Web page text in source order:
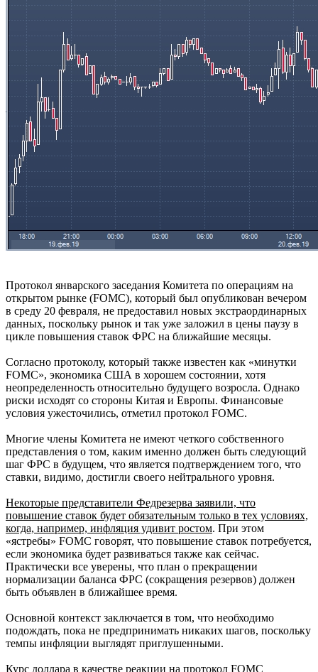
Протокол январского заседания Комитета по операциям на
открытом рынке (FOMC), который был опубликован вечером
в среду 20 февраля, не предоставил новых экстраординарных
данных, поскольку рынок и так уже заложил в цены паузу в
цикле повышения ставок ФРС на ближайшие месяцы.
Согласно протоколу, который также известен как «минутки
FOMC», экономика США в хорошем состоянии, хотя
неопределенность относительно будущего возросла. Однако
риски исходят со стороны Китая и Европы. Финансовые
условия ужесточились, отметил протокол FOMC.
Многие члены Комитета не имеют четкого собственного
представления о том, каким именно должен быть следующий
шаг ФРС в будущем, что является подтверждением того, что
ставки, видимо, достигли своего нейтрального уровня.
Некоторые представители Федрезерва заявили, что
повышение ставок будет обязательным только в тех условиях,
когда, например, инфляция удивит ростом. При этом
«ястребы» FOMC говорят, что повышение ставок потребуется,
если экономика будет развиваться также как сейчас.
Практически все уверены, что план о прекращении
нормализации баланса ФРС (сокращения резервов) должен
быть объявлен в ближайшее время.
Основной контекст заключается в том, что необходимо
подождать, пока не предпринимать никаких шагов, поскольку
темпы инфляции выглядят приглушенными.
Курс доллара в качестве реакции на протокол FOMC